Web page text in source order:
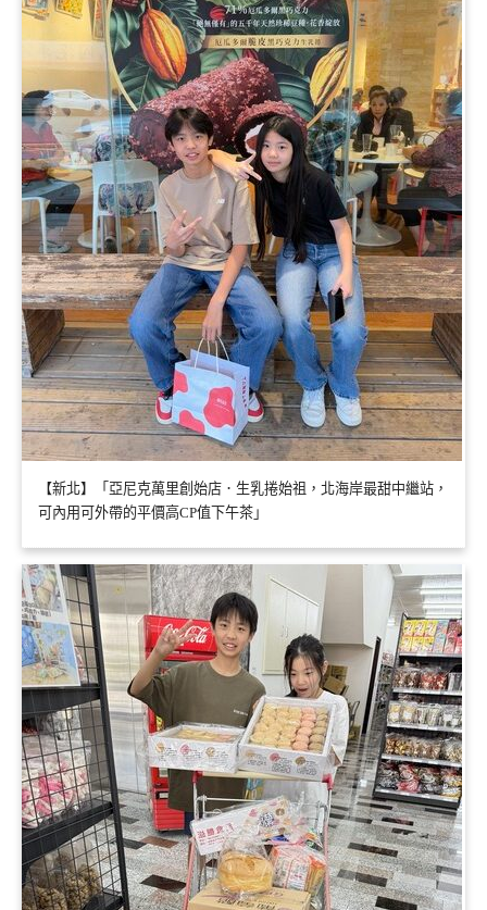
【新北】「亞尼克萬里創始店．生乳捲始祖，北海岸最甜中繼站，
可內用可外帶的平價高CP值下午茶」